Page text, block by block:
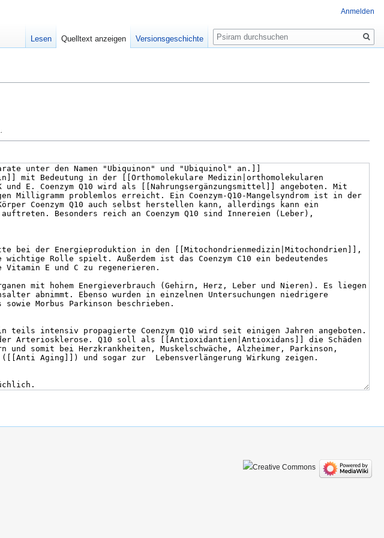
Anmelden
Lesen Quelltext anzeigen Versionsgeschichte
Suche